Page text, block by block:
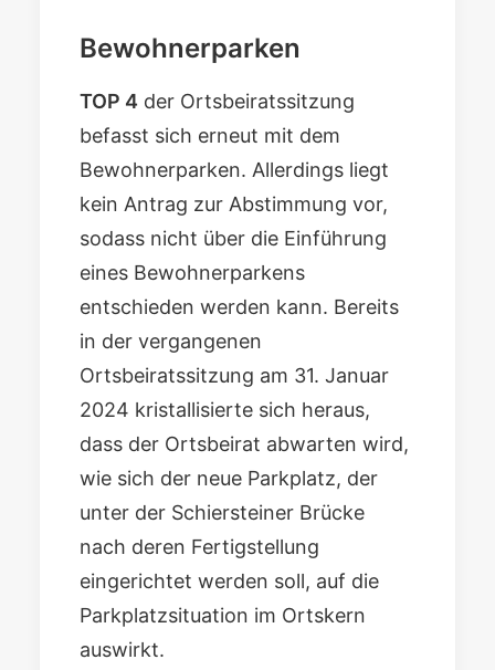
Bewohnerparken
TOP 4 der Ortsbeiratssitzung
befasst sich erneut mit dem
Bewohnerparken. Allerdings liegt
kein Antrag zur Abstimmung vor,
sodass nicht über die Einführung
eines Bewohnerparkens
entschieden werden kann. Bereits
in der vergangenen
Ortsbeiratssitzung am 31. Januar
2024 kristallisierte sich heraus,
dass der Ortsbeirat abwarten wird,
wie sich der neue Parkplatz, der
unter der Schiersteiner Brücke
nach deren Fertigstellung
eingerichtet werden soll, auf die
Parkplatzsituation im Ortskern
auswirkt.